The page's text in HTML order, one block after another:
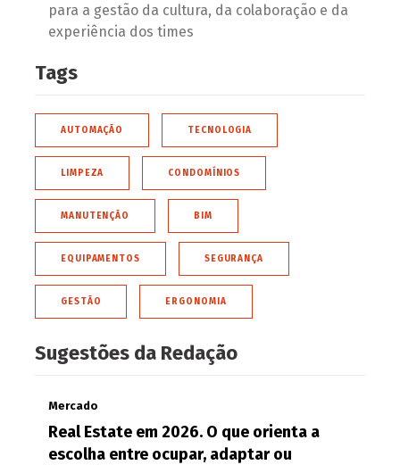
para a gestão da cultura, da colaboração e da
experiência dos times
Tags
AUTOMAÇÃO TECNOLOGIA
LIMPEZA CONDOMÍNIOS
MANUTENÇÃO BIM
EQUIPAMENTOS SEGURANÇA
GESTÃO ERGONOMIA
Sugestões da Redação
Mercado
Real Estate em 2026. O que orienta a
escolha entre ocupar, adaptar ou